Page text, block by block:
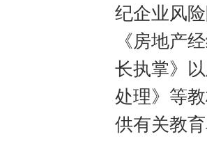
纪企业风
《房地产
长执掌》
处理》等
供有关教